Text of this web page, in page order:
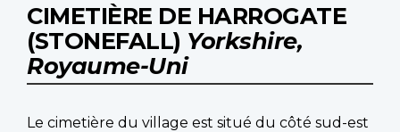
CIMETIÈRE DE HARROGATE
(STONEFALL) Yorkshire,
Royaume-Uni
Le cimetière du village est situé du côté sud-est